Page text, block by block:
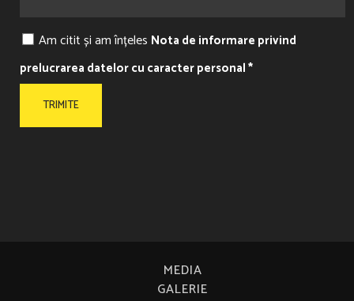
Am citit și am înțeles Nota de informare privind
prelucrarea datelor cu caracter personal *
MEDIA
GALERIE